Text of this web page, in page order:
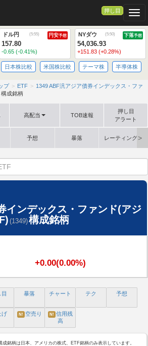
押し目
ドル円 (5:55) 円安予想
157.80
-0.65 (-0.41%)
NYダウ (5:50) 下落予想
54,036.93
+151.83 (+0.28%)
日本株比較 米国株比較 テーマ株 半導体株
プ ETF
1349 ABF汎アジア債券インデックス・ファ
構成銘柄
高配当 TOB速報
押し目
アラート
予想 暴落 レーティング格
インデックス・ファンド(アジ
(1349)構成銘柄
+0.00(0.00%)
目 暴落 チャート テク 予想
げ N! 空売り N! 信用残
高
成銘柄は日本、アメリカの株式、ETF銘柄のみ表示しています。